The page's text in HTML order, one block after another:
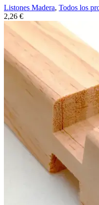
Listones Madera, Todos los
2,26 €